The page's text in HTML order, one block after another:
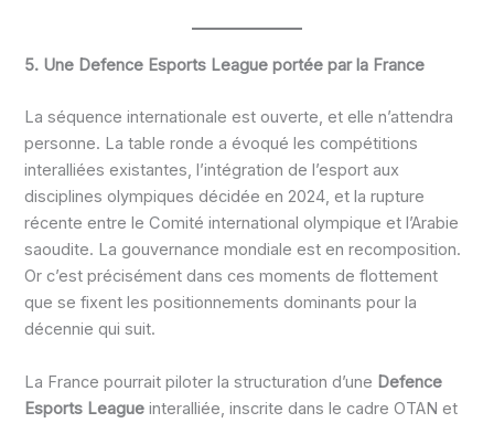
5. Une Defence Esports League portée par la France
La séquence internationale est ouverte, et elle n’attendra
personne. La table ronde a évoqué les compétitions
interalliées existantes, l’intégration de l’esport aux
disciplines olympiques décidée en 2024, et la rupture
récente entre le Comité international olympique et l’Arabie
saoudite. La gouvernance mondiale est en recomposition.
Or c’est précisément dans ces moments de flottement
que se fixent les positionnements dominants pour la
décennie qui suit.
La France pourrait piloter la structuration d’une Defence
Esports League interalliée, inscrite dans le cadre OTAN et